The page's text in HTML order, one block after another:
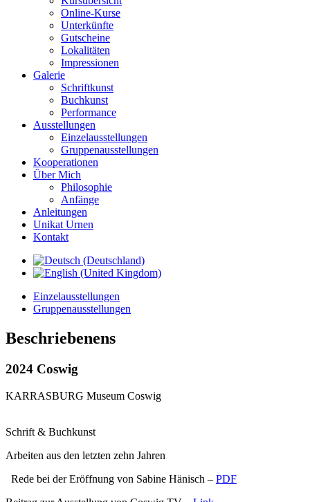
Online-Kurse
Unterkünfte
Gutscheine
Lokalitäten
Impressionen
Galerie
Schriftkunst
Buchkunst
Performance
Ausstellungen
Einzelausstellungen
Gruppenausstellungen
Kooperationen
Über Mich
Philosophie
Anfänge
Anleitungen
Unikat Urnen
Kontakt
Einzelausstellungen
Gruppenausstellungen
Beschriebenens
2024 Coswig
KARRASBURG Museum Coswig
Schrift & Buchkunst
Arbeiten aus den letzten zehn Jahren
Rede bei der Eröffnung von Sabine Hänisch – PDF